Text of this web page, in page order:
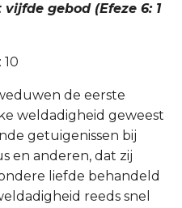
gebod (Efeze 6: 1
10
de eerste
weldadigheid geweest
getuigenissen bij
en anderen, dat zij
liefde behandeld
reeds snel